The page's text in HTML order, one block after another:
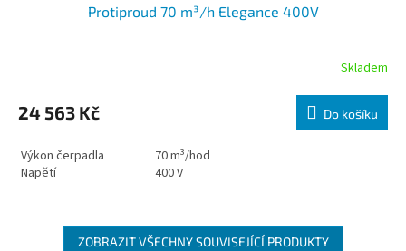
Protiproud 70 m³/h Elegance 400V
Skladem
24 563 Kč Do košíku
Výkon čerpadla 70m3/hod
Napětí
400 V
ZOBRAZIT VŠECHNY SOUVISEJÍCÍ PRODUKTY